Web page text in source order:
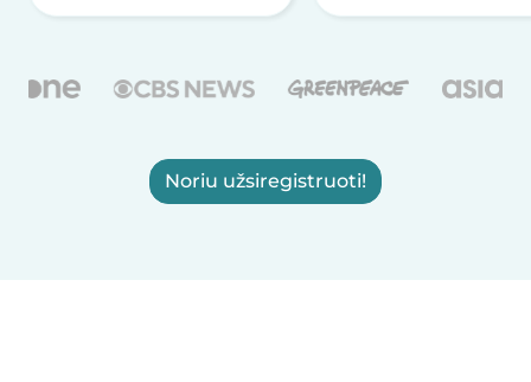
Noriu užsiregistruoti!